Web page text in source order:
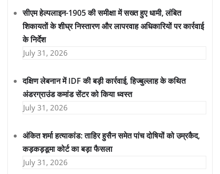
सीएम हेल्पलाइन-1905 की समीक्षा में सख्त हुए धामी, लंबित
शिकायतों के शीघ्र निस्तारण और लापरवाह अधिकारियों पर कार्रवाई
के निर्देश
July 31, 2026
दक्षिण लेबनान में IDF की बड़ी कार्रवाई, हिज्बुल्लाह के कथित
अंडरग्राउंड कमांड सेंटर को किया ध्वस्त
July 31, 2026
अंकित शर्मा हत्याकांड: ताहिर हुसैन समेत पांच दोषियों को उम्रकैद,
कड़कड़डूमा कोर्ट का बड़ा फैसला
July 31, 2026